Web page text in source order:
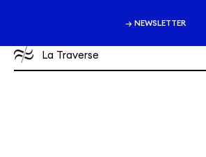
→ NEWSLETTER
La Traverse